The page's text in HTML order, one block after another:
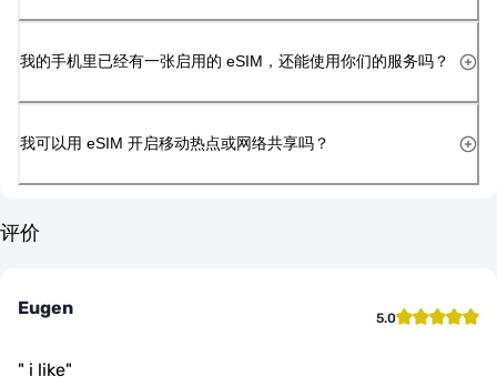
我的手机里已经有一张启用的 eSIM，还能使用你们的服务吗？
我可以用 eSIM 开启移动热点或网络共享吗？
评价
Eugen 5.0
" i like"